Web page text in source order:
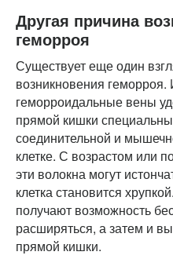
Другая причина
геморроя
Существует еще один
возникновения геморроя.
геморроидальные вены
прямой кишки
соединительной и
клетке. С возрастом или
эти волокна могут
клетка становится
получают возможность
расширяться, а затем и
прямой кишки.